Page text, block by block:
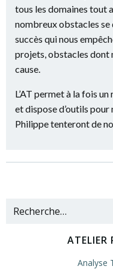
tous les domaines tout
nombreux obstacles
succès qui nous
projets, obstacles dont
cause.
L’AT permet à la fois
et dispose d’outils
Philippe tenteront de
ATELIER
Analyse